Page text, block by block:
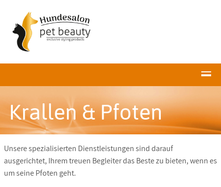
Krallen & Pfoten
Unsere spezialisierten Dienstleistungen sind darauf
ausgerichtet, Ihrem treuen Begleiter das Beste zu bieten, wenn es
um seine Pfoten geht.